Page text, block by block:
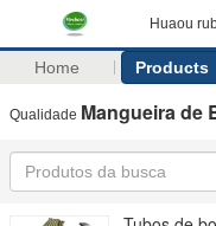
Huaou
Home Products
Qualidade Mangueira de